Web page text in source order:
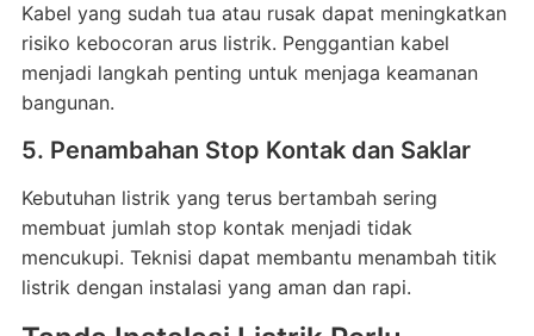
Kabel yang sudah tua atau rusak dapat meningkatkan
risiko kebocoran arus listrik. Penggantian kabel
menjadi langkah penting untuk menjaga keamanan
bangunan.
5. Penambahan Stop Kontak dan Saklar
Kebutuhan listrik yang terus bertambah sering
membuat jumlah stop kontak menjadi tidak
mencukupi. Teknisi dapat membantu menambah titik
listrik dengan instalasi yang aman dan rapi.